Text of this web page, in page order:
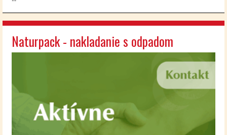
Naturpack - nakladanie s odpadom